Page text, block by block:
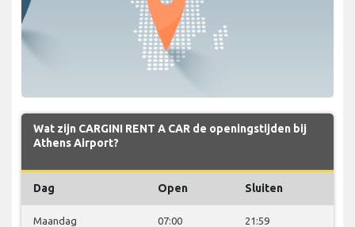
Wat zijn CARGINI RENT A CAR de openingstijden bij
Athens Airport?
Dag Open Sluiten
Maandag 07:00 21:59